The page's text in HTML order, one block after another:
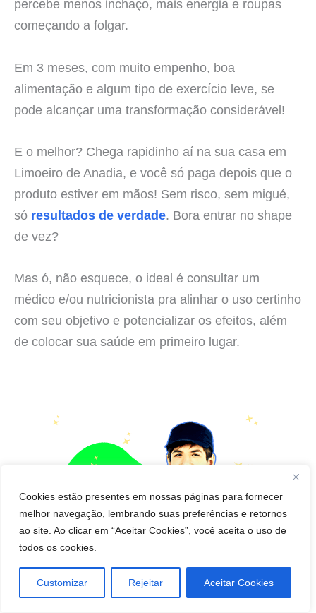
Cookies estão presentes em nossas páginas para fornecer
melhor navegação, lembrando suas preferências e retornos
ao site. Ao clicar em “Aceitar Cookies”, você aceita o uso de
todos os cookies.
Customizar Rejeitar Aceitar Cookies
percebe menos inchaço, mais energia e roupas
começando a folgar.
Em 3 meses, com muito empenho, boa
alimentação e algum tipo de exercício leve, se
pode alcançar uma transformação considerável!
E o melhor? Chega rapidinho aí na sua casa em
Limoeiro de Anadia, e você só paga depois que o
produto estiver em mãos! Sem risco, sem migué,
só resultados de verdade. Bora entrar no shape
de vez?
Mas ó, não esquece, o ideal é consultar um
médico e/ou nutricionista pra alinhar o uso certinho
com seu objetivo e potencializar os efeitos, além
de colocar sua saúde em primeiro lugar.